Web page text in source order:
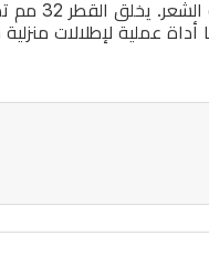
عملية لإطلالات